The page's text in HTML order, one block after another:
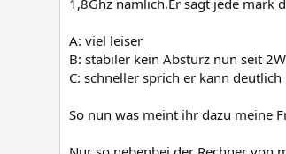
A: viel leiser
B: stabiler kein Absturz nun seit
C: schneller sprich er kann
So nun was meint ihr dazu meine